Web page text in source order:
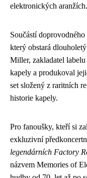
elektronických aranžích.
Součástí
který obstará
Miller, zakladatel
kapely a produkoval
set složený z raritních
historie kapely.
Pro fanoušky, kteří si
exkluzivní
legendárních Factory
názvem Memories of